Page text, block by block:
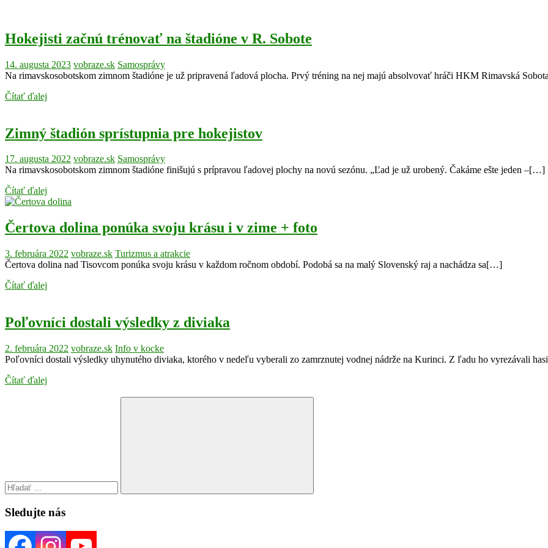
Hokejisti začnú trénovať na štadióne v R. Sobote
14. augusta 2023 vobraze.sk Samosprávy
Na rimavskosobotskom zimnom štadióne je už pripravená ľadová plocha. Prvý tréning na nej majú absolvovať hráči HKM Rimavská
Čítať ďalej
Zimný štadión sprístupnia pre hokejistov
17. augusta 2022 vobraze.sk Samosprávy
Na rimavskosobotskom zimnom štadióne finišujú s prípravou ľadovej plochy na novú sezónu. „Ľad je už urobený. Čakáme ešte jeden –[…]
Čítať ďalej
Čertova dolina ponúka svoju krásu i v zime + foto
3. februára 2022 vobraze.sk Turizmus a atrakcie
Čertova dolina nad Tisovcom ponúka svoju krásu v každom ročnom období. Podobá sa na malý Slovenský raj a nachádza sa[…]
Čítať ďalej
Poľovníci dostali výsledky z diviaka
2. februára 2022 vobraze.sk Info v kocke
Poľovníci dostali výsledky uhynutého diviaka, ktorého v nedeľu vyberali zo zamrznutej vodnej nádrže na Kurinci. Z ľadu ho vyrezávali
Čítať ďalej
Search
Sledujte nás